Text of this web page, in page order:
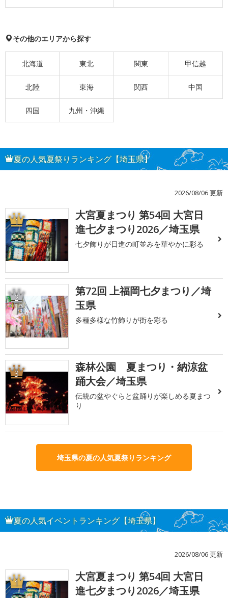
その他のエリアから探す
北海道 東北 関東 甲信越
北陸 東海 関西 中国
四国 九州・沖縄
夏の人気夏祭りランキング【埼玉県】
2026/08/06 更新
1
大宮夏まつり 第54回 大宮日
進七夕まつり2026／埼玉県
七夕飾りが日進の町並みを華やかに彩る
2
第72回 上福岡七夕まつり／埼
玉県
多種多様な竹飾りが街を彩る
3
森林公園 夏まつり・納涼盆
踊大会／埼玉県
伝統の盆やぐらと盆踊りが楽しめる夏まつ
り
埼玉県の夏の人気夏祭りランキング
夏の人気イベントランキング【埼玉県】
2026/08/06 更新
1
大宮夏まつり 第54回 大宮日
進七夕まつり2026／埼玉県